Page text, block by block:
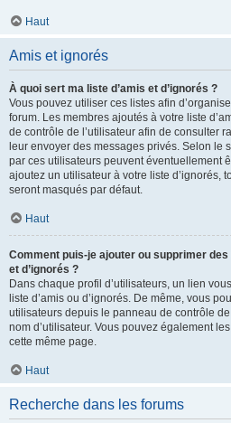
Haut
Amis et ignorés
À quoi sert ma liste d’amis et d’ignorés ?
Vous pouvez utiliser ces listes afin
forum. Les membres ajoutés à votre liste
de contrôle de l’utilisateur afin de consulter
leur envoyer des messages privés. Selon le
par ces utilisateurs peuvent éventuellement
ajoutez un utilisateur à votre liste d’ignorés,
seront masqués par défaut.
Haut
Comment puis-je ajouter ou supprimer
et d’ignorés ?
Dans chaque profil d’utilisateurs, un lien
liste d’amis ou d’ignorés. De même, vous
utilisateurs depuis le panneau de contrôle
nom d’utilisateur. Vous pouvez également
cette même page.
Haut
Recherche dans les forums